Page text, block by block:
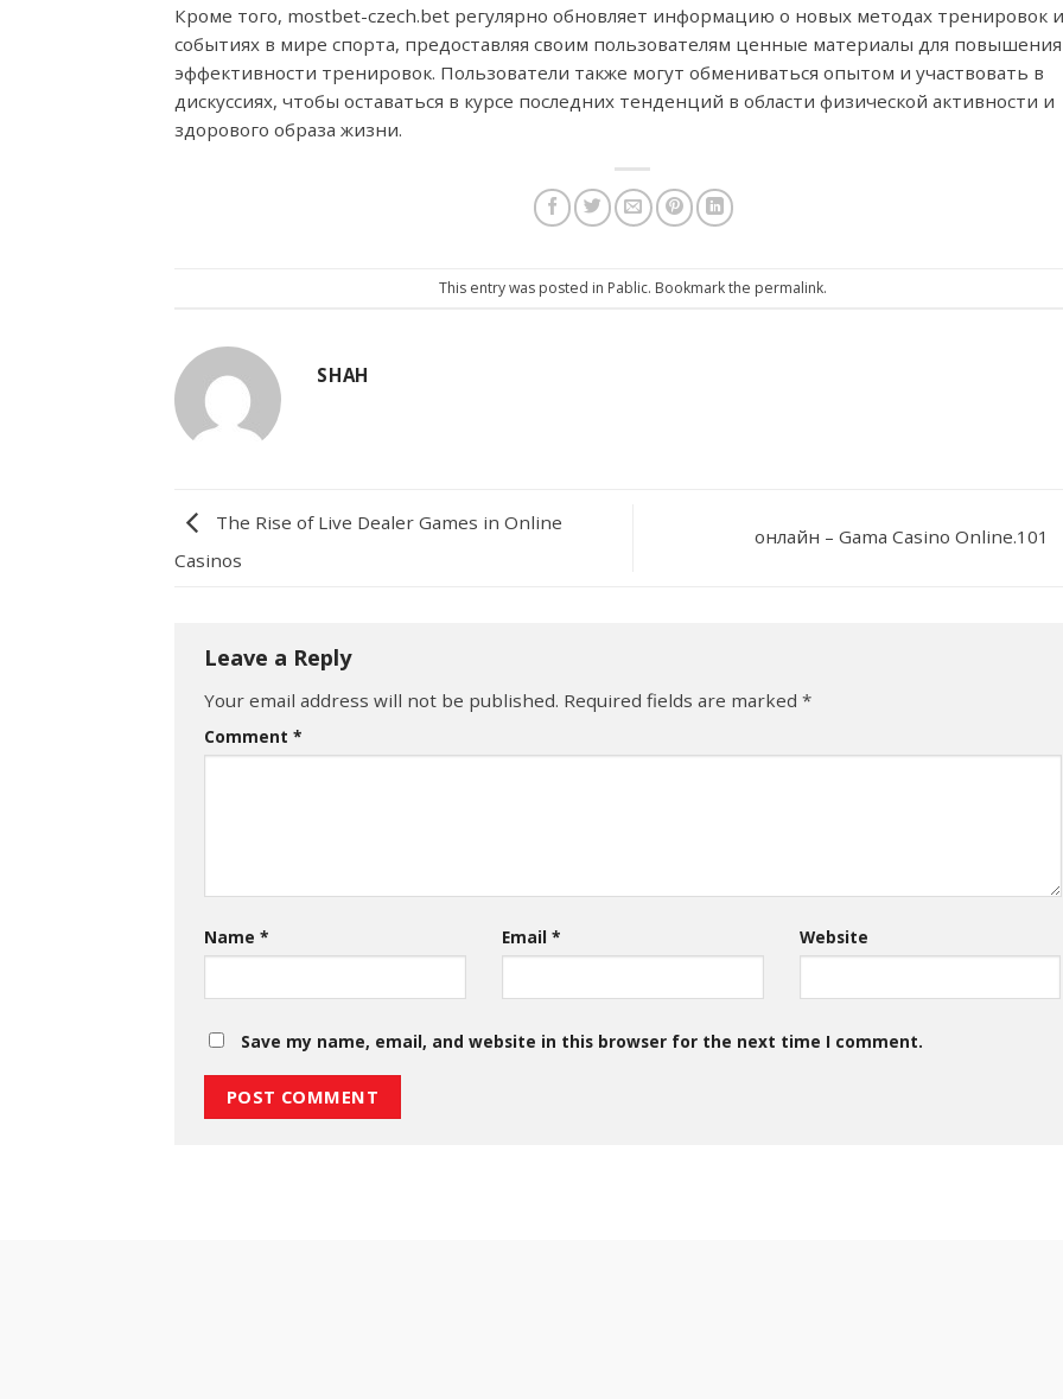
Кроме того, mostbet-czech.bet регулярно обновляет информацию о новых методах тренировок и
событиях в мире спорта, предоставляя своим пользователям ценные материалы для повышения
эффективности тренировок. Пользователи также могут обмениваться опытом и участвовать в
дискуссиях, чтобы оставаться в курсе последних тенденций в области физической активности и
здорового образа жизни.
This entry was posted in Pablic. Bookmark the permalink.
SHAH
The Rise of Live Dealer Games in Online
Casinos
онлайн – Gama Casino Online.101
Leave a Reply
Your email address will not be published. Required fields are marked *
Comment *
Name * Email * Website
Save my name, email, and website in this browser for the next time I comment.